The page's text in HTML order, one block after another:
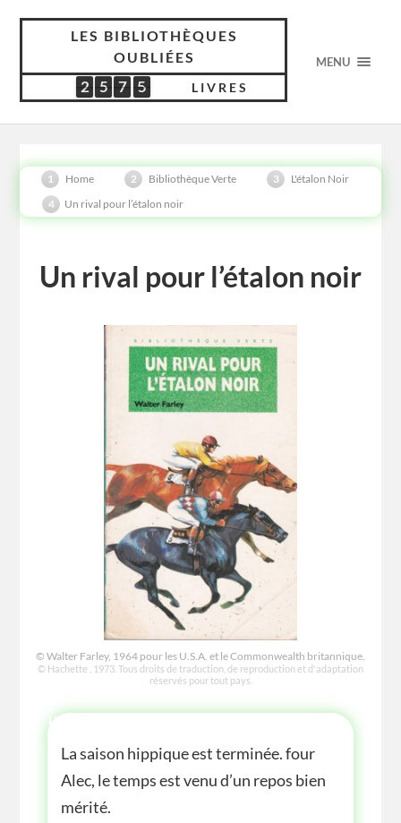
LES BIBLIOTHÈQUES
OUBLIÉES
2
5
2 5
5
5
5 7
3
7 5
4
5 LIVRES
MENU
Home Bibliothèque Verte
L'étalon Noir
Un rival pour l’étalon noir
Un rival pour l’étalon noir
© Walter Farley, 1964 pour les U.S.A. et le Commonwealth britannique.
© Hachette , 1973. Tous droits de traduction, de reproduction et d'adaptation
réservés pour tout pays.
HISTOIRE
La saison hippique est terminée. four
Alec, le temps est venu d’un repos bien
mérité.